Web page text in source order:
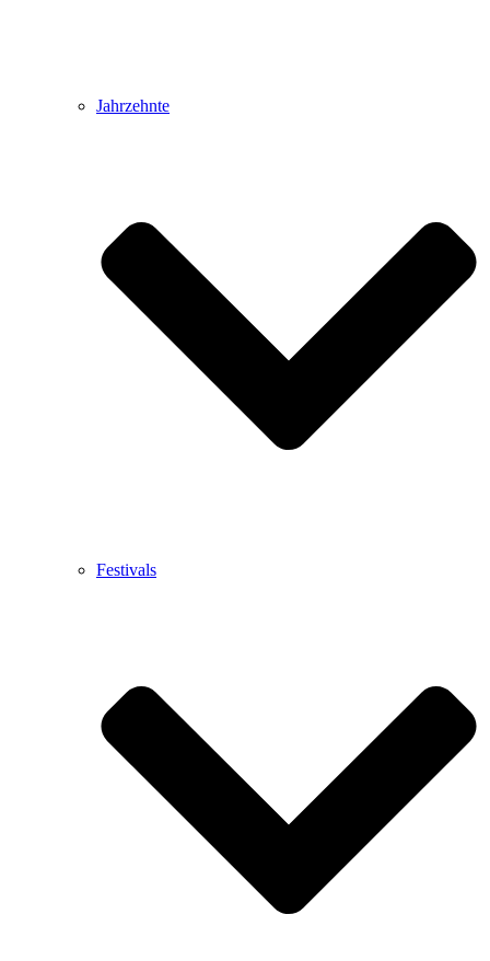
Jahrzehnte
Festivals